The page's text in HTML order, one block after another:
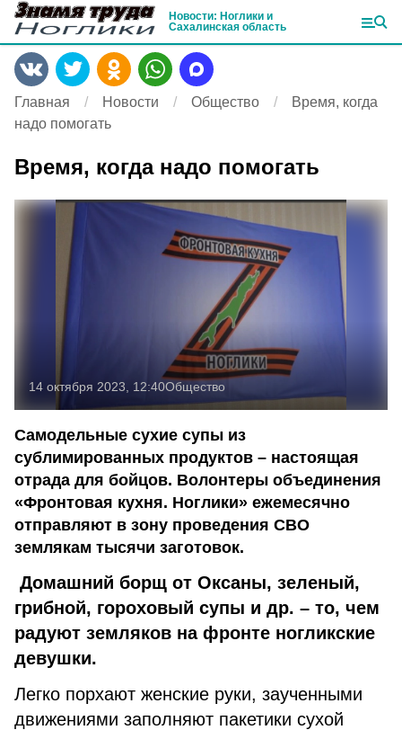
Новости: Ноглики и
Сахалинская область
Главная Новости Общество
Время, когда
надо помогать
Время, когда надо помогать
14 октября 2023, 12:40Общество
Самодельные сухие супы из
сублимированных продуктов – настоящая
отрада для бойцов. Волонтеры объединения
«Фронтовая кухня. Ноглики» ежемесячно
отправляют в зону проведения СВО
землякам тысячи заготовок.
Домашний борщ от Оксаны, зеленый,
грибной, гороховый супы и др. – то, чем
радуют земляков на фронте ногликские
девушки.
Легко порхают женские руки, заученными
движениями заполняют пакетики сухой